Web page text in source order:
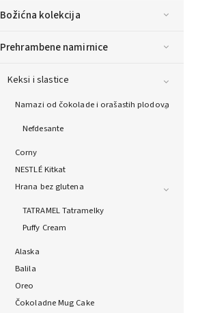
Božićna kolekcija
Prehrambene namirnice
Keksi i slastice
Namazi od čokolade i orašastih plodova
Nefdesante
Corny
NESTLÉ Kitkat
Hrana bez glutena
TATRAMEL Tatramelky
Puffy Cream
Alaska
Balila
Oreo
Čokoladne Mug Cake